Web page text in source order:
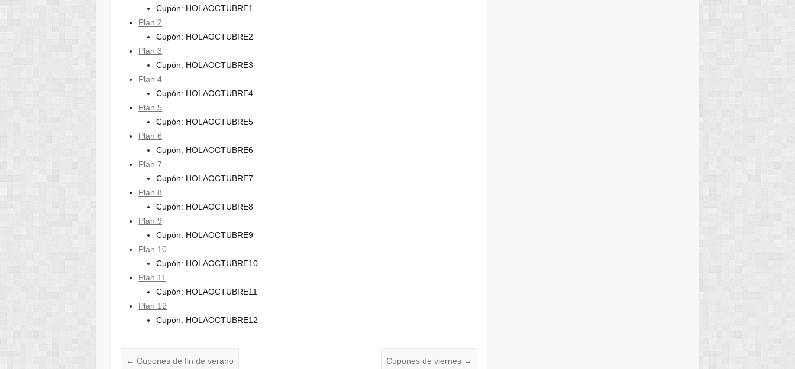
Cupón: HOLAOCTUBRE1
Plan 2
Cupón: HOLAOCTUBRE2
Plan 3
Cupón: HOLAOCTUBRE3
Plan 4
Cupón: HOLAOCTUBRE4
Plan 5
Cupón: HOLAOCTUBRE5
Plan 6
Cupón: HOLAOCTUBRE6
Plan 7
Cupón: HOLAOCTUBRE7
Plan 8
Cupón: HOLAOCTUBRE8
Plan 9
Cupón: HOLAOCTUBRE9
Plan 10
Cupón: HOLAOCTUBRE10
Plan 11
Cupón: HOLAOCTUBRE11
Plan 12
Cupón: HOLAOCTUBRE12
← Cupones de fin de verano Cupones de viernes →